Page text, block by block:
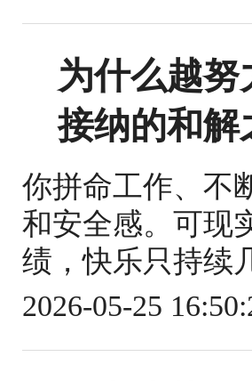
为什么越
接纳的和解
你拼命工作、不
和安全感。可现
绩，快乐只持续
2026-05-25